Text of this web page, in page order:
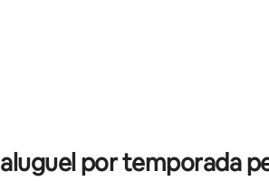
as
noturna de Casco
por temporada